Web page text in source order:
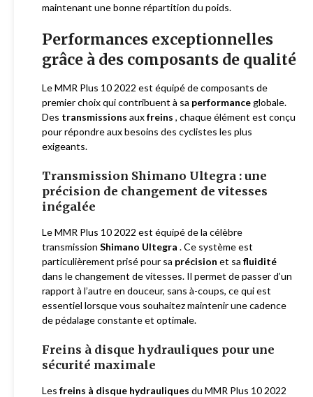
maintenant une bonne répartition du poids.
Performances exceptionnelles
grâce à des composants de qualité
Le MMR Plus 10 2022 est équipé de composants de
premier choix qui contribuent à sa performanceglobale.
Des transmissions auxfreins , chaque élément est conçu
pour répondre aux besoins des cyclistes les plus
exigeants.
Transmission Shimano Ultegra : une
précision de changement de vitesses
inégalée
Le MMR Plus 10 2022 est équipé de la célèbre
transmission Shimano Ultegra . Ce système est
particulièrement prisé pour sa précision et sa fluidité
dans le changement de vitesses. Il permet de passer d’un
rapport à l’autre en douceur, sans à-coups, ce qui est
essentiel lorsque vous souhaitez maintenir une cadence
de pédalage constante et optimale.
Freins à disque hydrauliques pour une
sécurité maximale
Les freins à disque hydrauliques du MMR Plus 10 2022